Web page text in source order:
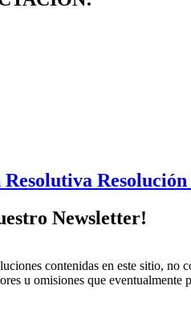
Resolución
Newsletter!
contenidas en este sitio,
u omisiones que